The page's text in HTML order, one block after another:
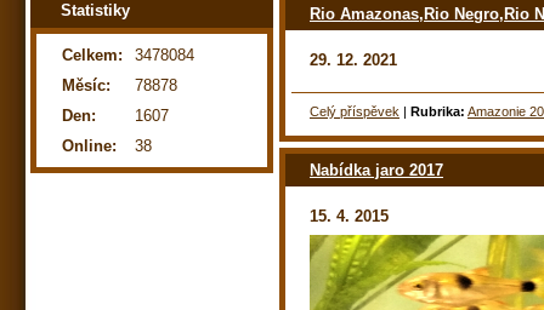
Rio Amazonas,Rio Negro,Rio
29. 12. 2021
Celý příspěvek | Rubrika: Amazonie
Nabídka jaro 2017
15. 4. 2015
Statistiky
Online: 38
Celkem:
3478084
Měsíc:
78878
Den:
1607